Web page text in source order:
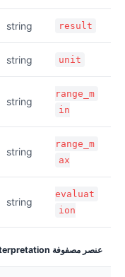
result
string
unit
string
range_m
in
string
range_m
ax
string
evaluat
ion
string
عنصر مصفوفة data.interpretation